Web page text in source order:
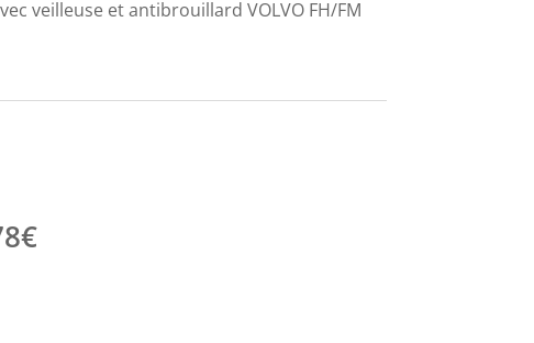
veilleuse et antibrouillard VOLVO FH/FM
€